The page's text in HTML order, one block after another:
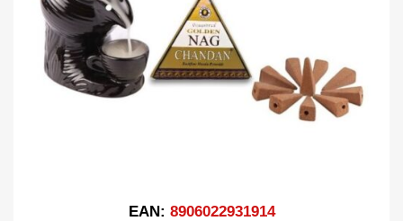
EAN: 8906022931914